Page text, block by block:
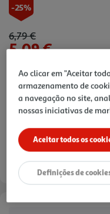
-25%
Price reduced from
6,79 €to
5,09 €
Notas de preparação
Ao clicar em "Aceitar
armazenamento de
a navegação no site,
nossas iniciativas de
Aceitar todos os
Definições de